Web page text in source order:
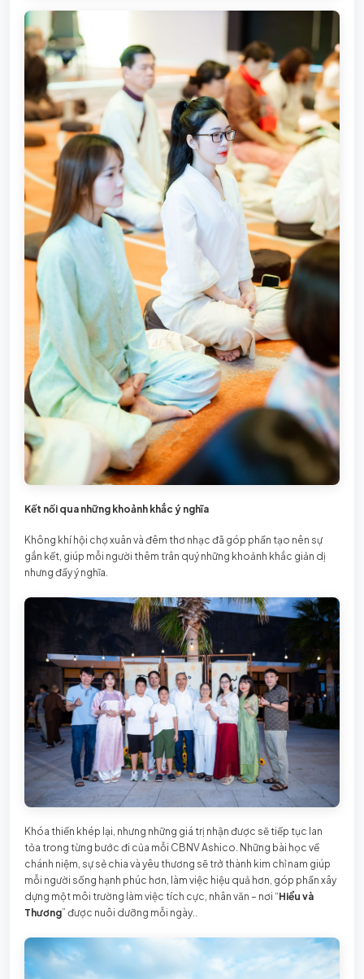
Kết nối qua những khoảnh khắc ý nghĩa
Không khí hội chợ xuân và đêm thơ nhạc đã góp phần tạo nên sự
gắn kết, giúp mỗi người thêm trân quý những khoảnh khắc giản dị
nhưng đầy ý nghĩa.
Khóa thiền khép lại, nhưng những giá trị nhận được sẽ tiếp tục lan
tỏa trong từng bước đi của mỗi CBNV Ashico. Những bài học về
chánh niệm, sự sẻ chia và yêu thương sẽ trở thành kim chỉ nam giúp
mỗi người sống hạnh phúc hơn, làm việc hiệu quả hơn, góp phần xây
dựng một môi trường làm việc tích cực, nhân văn – nơi “Hiểu và
Thương” được nuôi dưỡng mỗi ngày..